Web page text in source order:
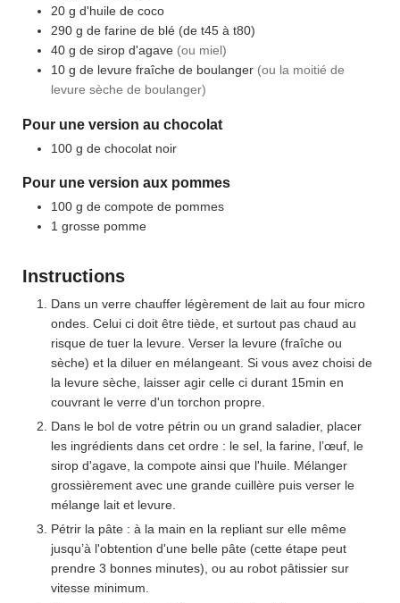
20 g d'huile de coco
290 g de farine de blé (de t45 à t80)
40 g de sirop d'agave (ou miel)
10 g de levure fraîche de boulanger (ou la moitié de
levure sèche de boulanger)
Pour une version au chocolat
100 g de chocolat noir
Pour une version aux pommes
100 g de compote de pommes
1 grosse pomme
Instructions
Dans un verre chauffer légèrement de lait au four micro
ondes. Celui ci doit être tiède, et surtout pas chaud au
risque de tuer la levure. Verser la levure (fraîche ou
sèche) et la diluer en mélangeant. Si vous avez choisi de
la levure sèche, laisser agir celle ci durant 15min en
couvrant le verre d'un torchon propre.
Dans le bol de votre pétrin ou un grand saladier, placer
les ingrédients dans cet ordre : le sel, la farine, l’œuf, le
sirop d'agave, la compote ainsi que l'huile. Mélanger
grossièrement avec une grande cuillère puis verser le
mélange lait et levure.
Pétrir la pâte : à la main en la repliant sur elle même
jusqu’à l'obtention d'une belle pâte (cette étape peut
prendre 3 bonnes minutes), ou au robot pâtissier sur
vitesse minimum.